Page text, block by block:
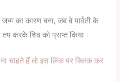
का कारण बना, जब वे पार्वती के
करके शिव को प्राप्त किया।
चाहते हैं तो इस लिंक पर क्लिक कर